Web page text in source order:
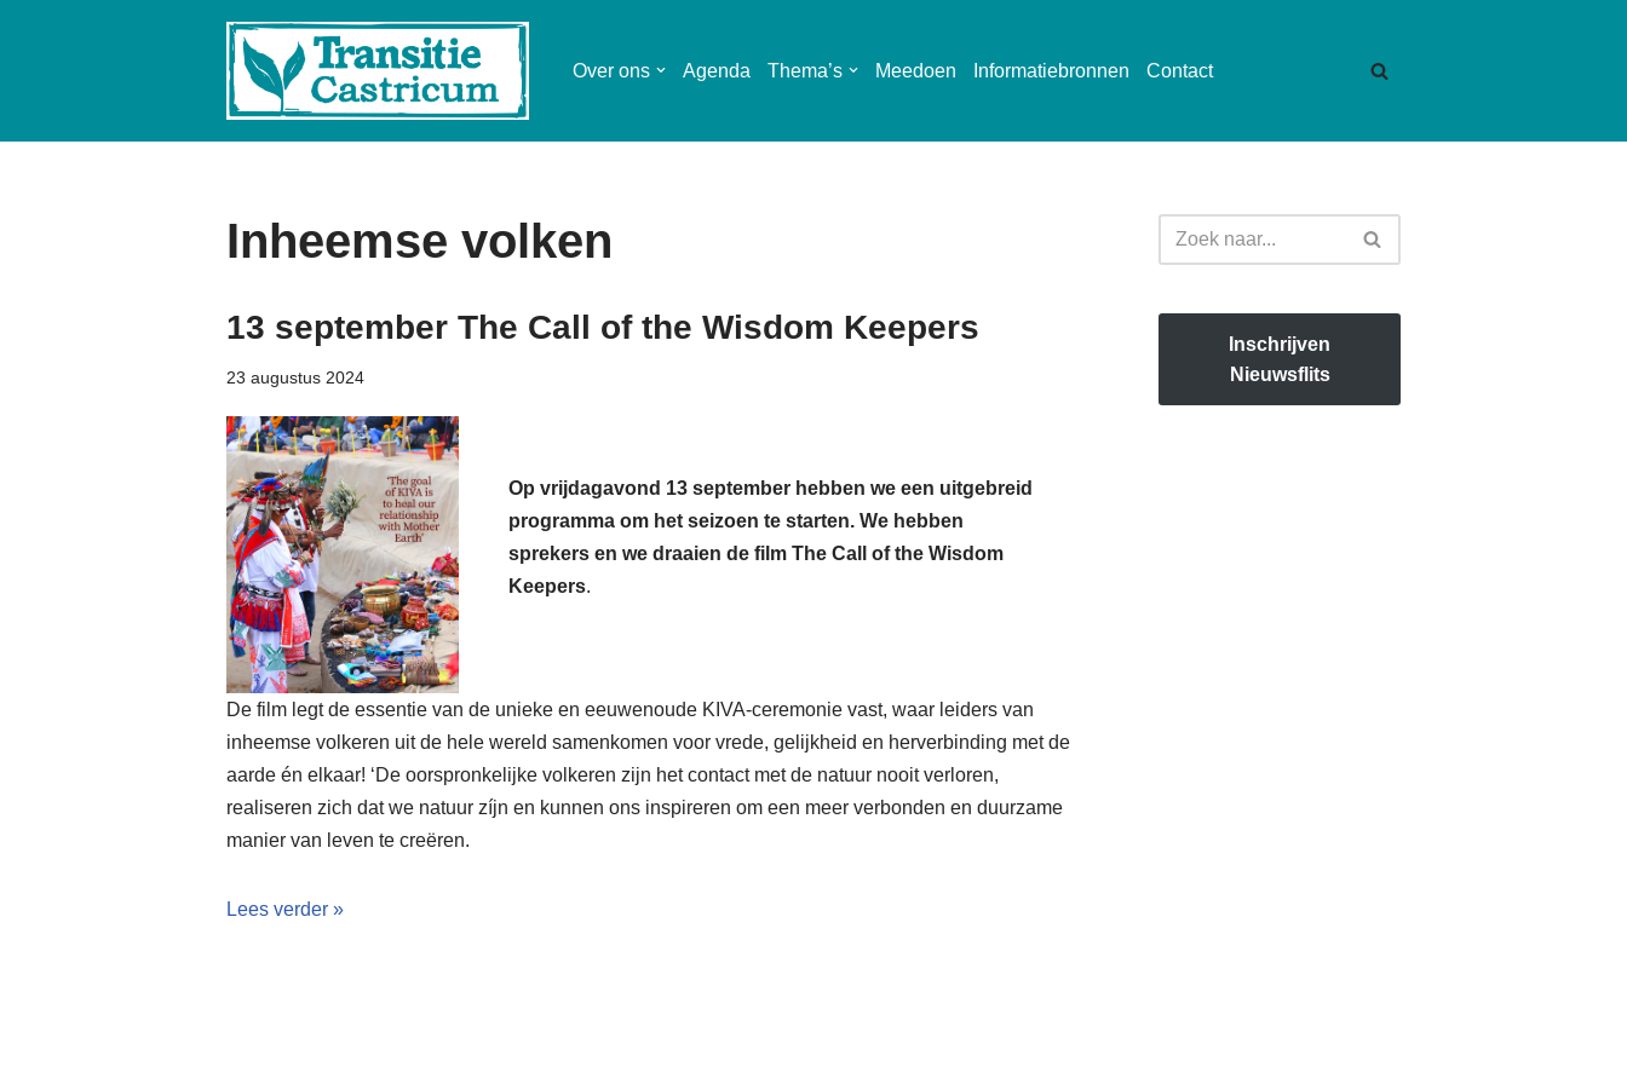
Over ons Agenda Thema’s Meedoen Informatiebronnen Contact
Inheemse volken
13 september The Call of the Wisdom Keepers
23 augustus 2024
Op vrijdagavond 13 september hebben we een uitgebreid
programma om het seizoen te starten. We hebben
sprekers en we draaien de film The Call of the Wisdom
Keepers.
De film legt de essentie van de unieke en eeuwenoude KIVA-ceremonie vast, waar leiders van
inheemse volkeren uit de hele wereld samenkomen voor vrede, gelijkheid en herverbinding met de
aarde én elkaar! ‘De oorspronkelijke volkeren zijn het contact met de natuur nooit verloren,
realiseren zich dat we natuur zíjn en kunnen ons inspireren om een meer verbonden en duurzame
manier van leven te creëren.
Lees verder »
Inschrijven
Nieuwsflits